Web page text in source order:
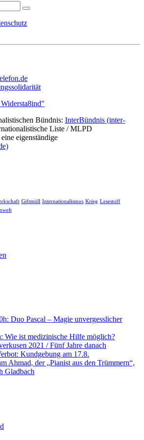
Bündnis: InterBündnis (inter-
Liste / MLPD
eigenständige
Giftmüll Internationalismus Krieg Lesestoff
Duo Pascal – Magie unvergesslicher
Wie ist medizinische Hilfe möglich?
2021 / Fünf Jahre danach
Kundgebung am 17.8.
Ahmad, der „Pianist aus den Trümmern“,
Gladbach